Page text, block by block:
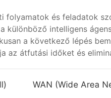
folyamatok és feladatok
különböző intelligens
a következő lépés
az átfutási időket és
WAN (Wide Area